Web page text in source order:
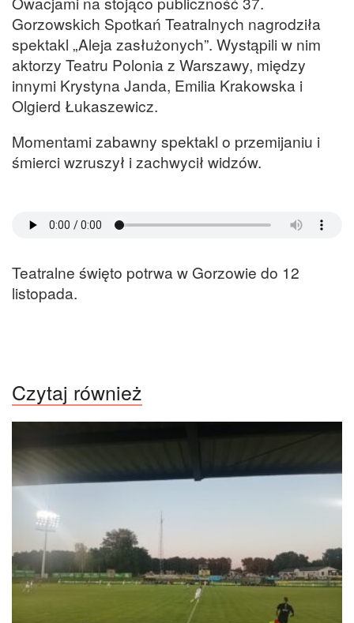
Gorzowskich Spotkań Teatralnych nagrodziła
spektakl „Aleja zasłużonych”. Wystąpili w nim
aktorzy Teatru Polonia z Warszawy, między
innymi Krystyna Janda, Emilia Krakowska i
Olgierd Łukaszewicz.
Momentami zabawny spektakl o przemijaniu i
śmierci wzruszył i zachwycił widzów.
Teatralne święto potrwa w Gorzowie do 12
listopada.
Czytaj również